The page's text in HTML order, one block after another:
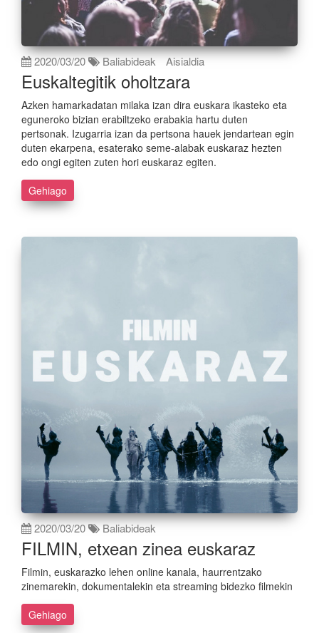
2020/03/20 Baliabideak Aisialdia
Euskaltegitik oholtzara
Azken hamarkadatan milaka izan dira euskara ikasteko eta
eguneroko bizian erabiltzeko erabakia hartu duten
pertsonak. Izugarria izan da pertsona hauek jendartean egin
duten ekarpena, esaterako seme-alabak euskaraz hezten
edo ongi egiten zuten hori euskaraz egiten.
Gehiago
2020/03/20 Baliabideak
FILMIN, etxean zinea euskaraz
Filmin, euskarazko lehen online kanala, haurrentzako
zinemarekin, dokumentalekin eta streaming bidezko filmekin
Gehiago